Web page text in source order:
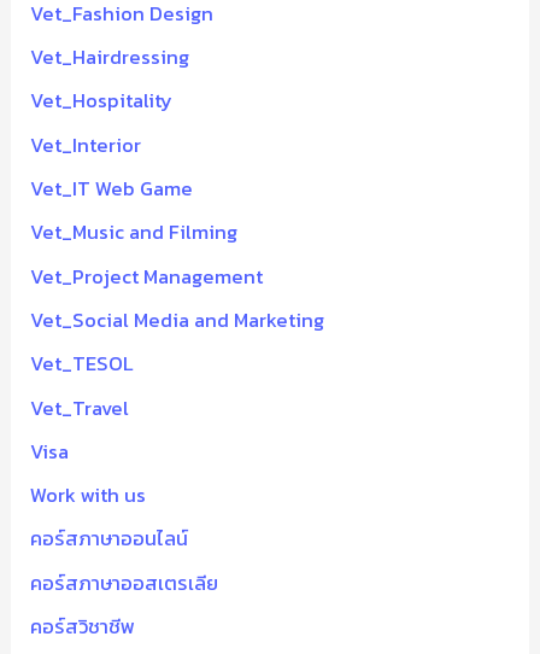
Vet_Fashion Design
Vet_Hairdressing
Vet_Hospitality
Vet_Interior
Vet_IT Web Game
Vet_Music and Filming
Vet_Project Management
Vet_Social Media and Marketing
Vet_TESOL
Vet_Travel
Visa
Work with us
คอร์สภาษาออนไลน์
คอร์สภาษาออสเตรเลีย
คอร์สวิชาชีพ